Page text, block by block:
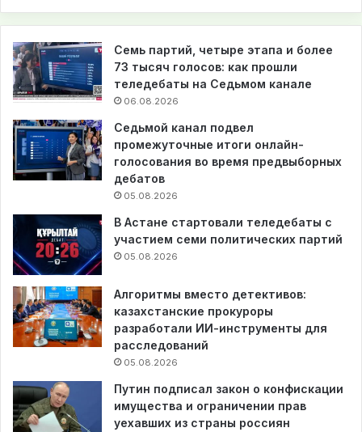
Семь партий, четыре этапа и более
73 тысяч голосов: как прошли
теледебаты на Седьмом канале
06.08.2026
Седьмой канал подвел
промежуточные итоги онлайн-
голосования во время предвыборных
дебатов
05.08.2026
В Астане стартовали теледебаты с
участием семи политических партий
05.08.2026
Алгоритмы вместо детективов:
казахстанские прокуроры
разработали ИИ-инструменты для
расследований
05.08.2026
Путин подписал закон о конфискации
имущества и ограничении прав
уехавших из страны россиян